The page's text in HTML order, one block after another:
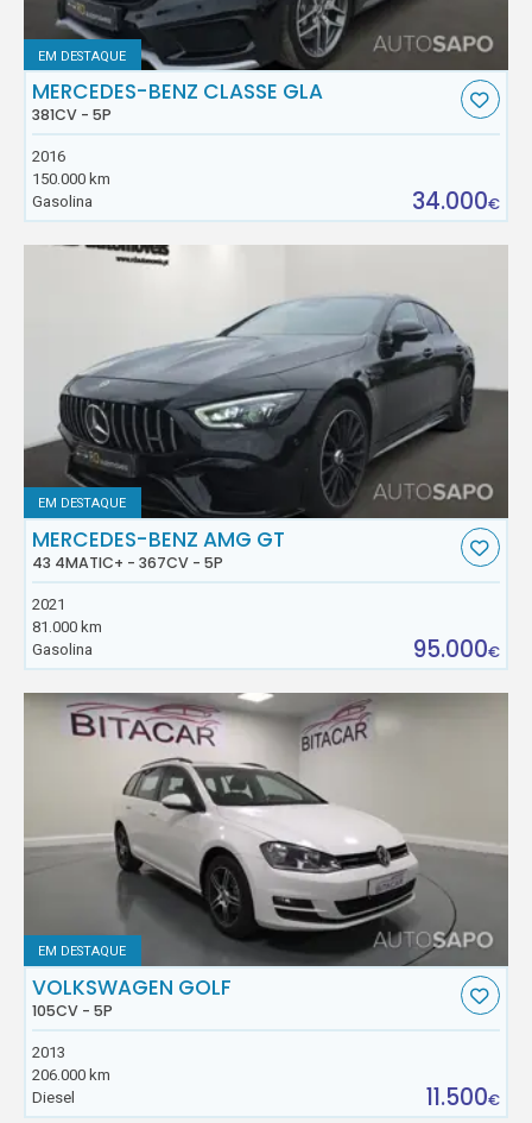
EM DESTAQUE
MERCEDES-BENZ CLASSE GLA
381CV - 5P
2016
150.000 km
Gasolina
34.000€
EM DESTAQUE
MERCEDES-BENZ AMG GT
43 4MATIC+ - 367CV - 5P
2021
81.000 km
Gasolina
95.000€
EM DESTAQUE
VOLKSWAGEN GOLF
105CV - 5P
2013
206.000 km
Diesel
11.500€